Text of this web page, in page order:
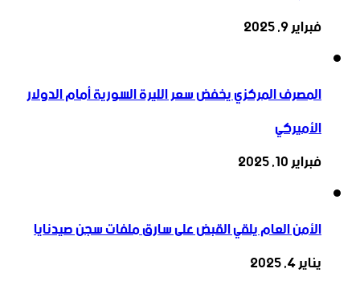
فبراير 9, 2025
المصرف المركزي يخفض سعر الليرة السورية أمام الدولار
الأميركي
فبراير 10, 2025
الأمن العام يلقي القبض على سارق ملفات سجن صيدنايا
يناير 4, 2025